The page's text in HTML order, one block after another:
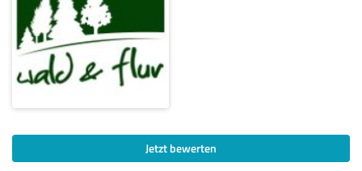
Jetzt bewerten